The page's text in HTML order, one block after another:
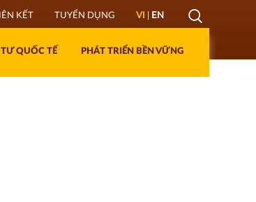
KẾT TUYỂN DỤNG VI EN
Mở
Tìm
QUỐC TẾ PHÁT TRIỂN BỀN VỮNG